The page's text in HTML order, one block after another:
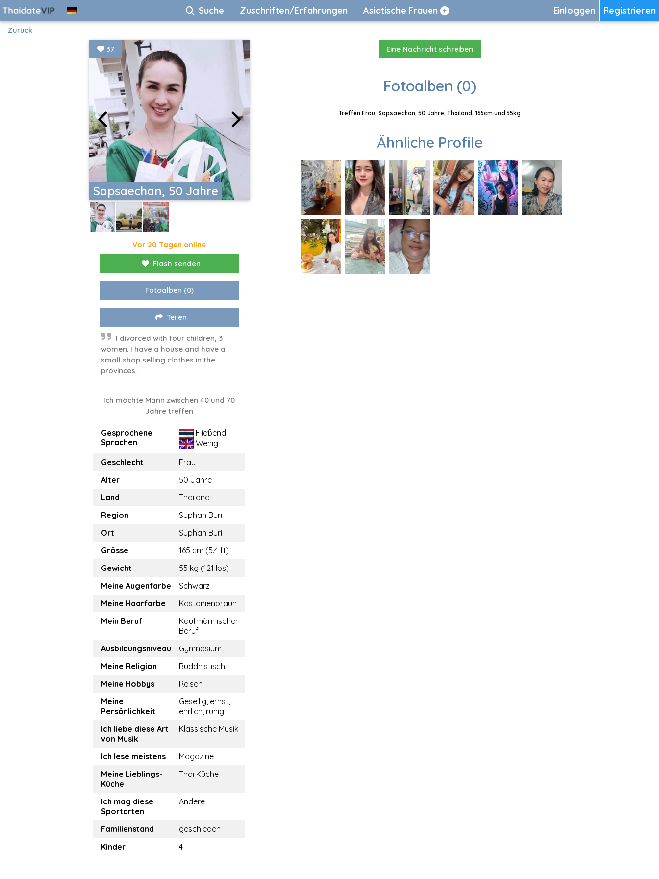
Registrieren
Einloggen
Suche Zuschriften/Erfahrungen Asiatische Frauen
Zurück
Sapsaechan, 50 Jahre
37
Vor 20 Tagen online
Flash senden
Fotoalben (0)
Teilen
I divorced with four children, 3
women. I have a house and have a
small shop selling clothes in the
provinces.
Ich möchte Mann zwischen 40 und 70
Jahre treffen
Gesprochene
Sprachen
Fließend
Wenig
Geschlecht
Frau
Alter
50 Jahre
Land
Thailand
Region
Suphan Buri
Ort
Suphan Buri
Grösse
165 cm (5.4 ft)
Gewicht
55 kg (121 lbs)
Meine Augenfarbe
Schwarz
Meine Haarfarbe
Kastanienbraun
Mein Beruf
Kaufmännischer
Beruf
Ausbildungsniveau
Gymnasium
Meine Religion
Buddhistisch
Meine Hobbys
Reisen
Meine
Persönlichkeit
Gesellig, ernst,
ehrlich, ruhig
Ich liebe diese Art
von Musik
Klassische Musik
Ich lese meistens
Magazine
Meine Lieblings-
Küche
Thai Küche
Ich mag diese
Sportarten
Andere
Familienstand
geschieden
Kinder
4
Eine Nachricht schreiben
Fotoalben (0)
Treffen Frau, Sapsaechan, 50 Jahre, Thailand, 165cm und 55kg
Ähnliche Profile